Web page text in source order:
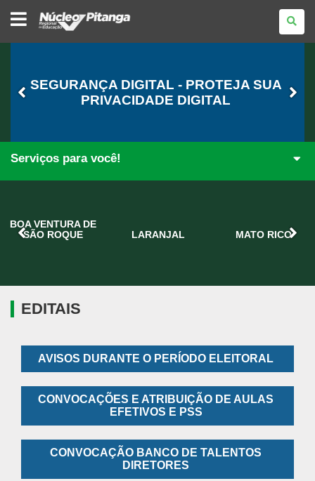
NÚCLEO
REGIONAL
EDUCAÇÃO
SEGURANÇA DIGITAL - PROTEJA SUA
PRIVACIDADE DIGITAL
Serviços para você!
BOA VENTURA DE
SÃO ROQUE
LARANJAL MATO RICO
EDITAIS
AVISOS DURANTE O PERÍODO ELEITORAL
CONVOCAÇÕES E ATRIBUIÇÃO DE AULAS
EFETIVOS E PSS
CONVOCAÇÃO BANCO DE TALENTOS
DIRETORES